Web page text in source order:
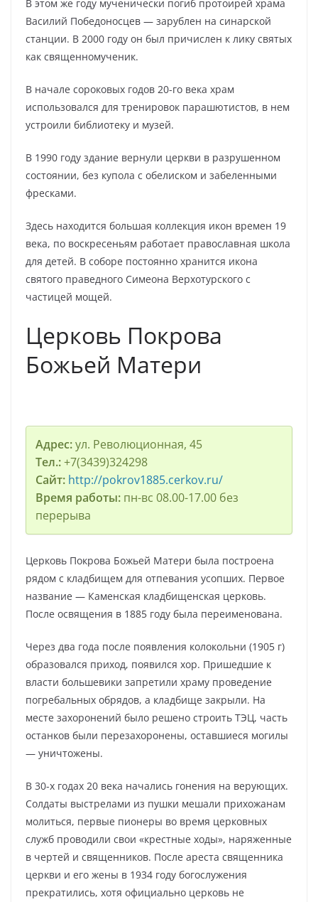
В этом же году мученически погиб протоирей храма
Василий Победоносцев — зарублен на синарской
станции. В 2000 году он был причислен к лику святых
как священномученик.
В начале сороковых годов 20-го века храм
использовался для тренировок парашютистов, в нем
устроили библиотеку и музей.
В 1990 году здание вернули церкви в разрушенном
состоянии, без купола с обелиском и забеленными
фресками.
Здесь находится большая коллекция икон времен 19
века, по воскресеньям работает православная школа
для детей. В соборе постоянно хранится икона
святого праведного Симеона Верхотурского с
частицей мощей.
Церковь Покрова
Божьей Матери
Адрес:ул. Революционная, 45
Тел.:+7(3439)324298
Сайт: http://pokrov1885.cerkov.ru/
Время работы:пн-вс 08.00-17.00 без
перерыва
Церковь Покрова Божьей Матери была построена
рядом с кладбищем для отпевания усопших. Первое
название — Каменская кладбищенская церковь.
После освящения в 1885 году была переименована.
Через два года после появления колокольни (1905 г)
образовался приход, появился хор. Пришедшие к
власти большевики запретили храму проведение
погребальных обрядов, а кладбище закрыли. На
месте захоронений было решено строить ТЭЦ, часть
останков были перезахоронены, оставшиеся могилы
— уничтожены.
В 30-х годах 20 века начались гонения на верующих.
Солдаты выстрелами из пушки мешали прихожанам
молиться, первые пионеры во время церковных
служб проводили свои «крестные ходы», наряженные
в чертей и священников. После ареста священника
церкви и его жены в 1934 году богослужения
прекратились, хотя официально церковь не